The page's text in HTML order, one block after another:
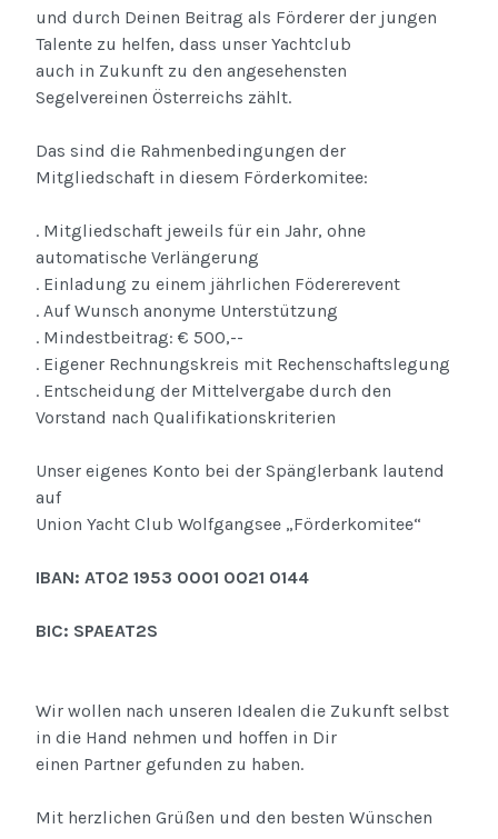
und durch Deinen Beitrag als Förderer der jungen
Talente zu helfen, dass unser Yachtclub
auch in Zukunft zu den angesehensten
Segelvereinen Österreichs zählt.
Das sind die Rahmenbedingungen der
Mitgliedschaft in diesem Förderkomitee:
. Mitgliedschaft jeweils für ein Jahr, ohne
automatische Verlängerung
. Einladung zu einem jährlichen Födererevent
. Auf Wunsch anonyme Unterstützung
. Mindestbeitrag: € 500,--
. Eigener Rechnungskreis mit Rechenschaftslegung
. Entscheidung der Mittelvergabe durch den
Vorstand nach Qualifikationskriterien
Unser eigenes Konto bei der Spänglerbank lautend
auf
Union Yacht Club Wolfgangsee „Förderkomitee“
IBAN: AT02 1953 0001 0021 0144
BIC: SPAEAT2S
Wir wollen nach unseren Idealen die Zukunft selbst
in die Hand nehmen und hoffen in Dir
einen Partner gefunden zu haben.
Mit herzlichen Grüßen und den besten Wünschen